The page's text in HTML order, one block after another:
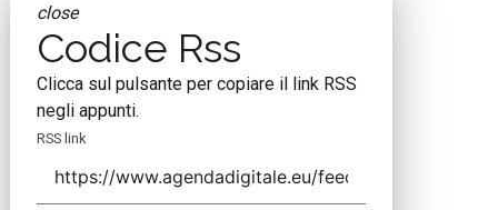
close
Codice Rss
Clicca sul pulsante per copiare il link RSS
negli appunti.
RSS link